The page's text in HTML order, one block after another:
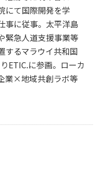
にて国際開発を学
事に従事。太平洋島
緊急人道支援事業等
するマラウイ共和国
ETIC.に参画。ローカ
業×地域共創ラボ等